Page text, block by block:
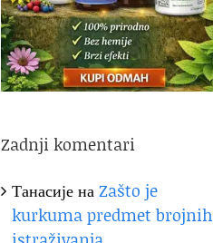
Zadnji komentari
ТанасијенаZašto je
kurkuma predmet brojnih